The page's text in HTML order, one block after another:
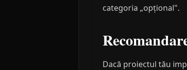
categoria „opțional".
Dacă proiectul tău